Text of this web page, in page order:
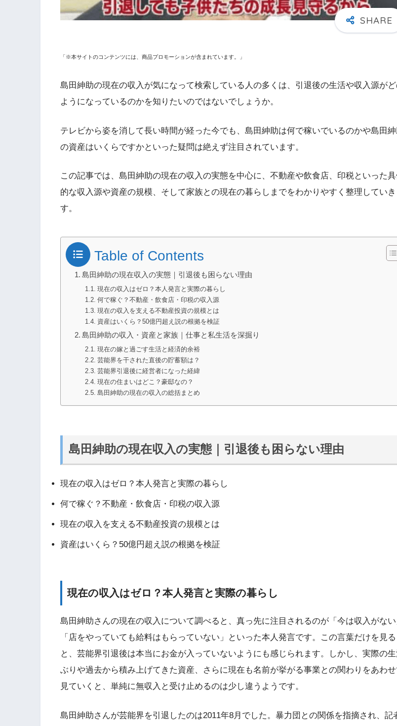
「※本サイトのコンテンツには、商品プロモーションが含まれています。」
島田紳助の現在の収入が気になって検索している人の多くは、引退後の生活や収入源が
ようになっているのかを知りたいのではないでしょうか。
テレビから姿を消して長い時間が経った今でも、島田紳助は何で稼いでいるのかや島田
の資産はいくらですかといった疑問は絶えず注目されています。
この記事では、島田紳助の現在の収入の実態を中心に、不動産や飲食店、印税といった
的な収入源や資産の規模、そして家族との現在の暮らしまでをわかりやすく整理していき
す。
Table of Contents
島田紳助の現在収入の実態｜引退後も困らない理由
現在の収入はゼロ？本人発言と実際の暮らし
何で稼ぐ？不動産・飲食店・印税の収入源
現在の収入を支える不動産投資の規模とは
資産はいくら？50億円超え説の根拠を検証
島田紳助の収入・資産と家族｜仕事と私生活を深掘り
現在の嫁と過ごす生活と経済的余裕
芸能界を干された直後の貯蓄額は？
芸能界引退後に経営者になった経緯
現在の住まいはどこ？豪邸なの？
島田紳助の現在の収入の総括まとめ
島田紳助の現在収入の実態｜引退後も困らない理由
現在の収入はゼロ？本人発言と実際の暮らし
何で稼ぐ？不動産・飲食店・印税の収入源
現在の収入を支える不動産投資の規模とは
資産はいくら？50億円超え説の根拠を検証
現在の収入はゼロ？本人発言と実際の暮らし
島田紳助さんの現在の収入について調べると、真っ先に注目されるのが「今は収入がない
「店をやっていても給料はもらっていない」といった本人発言です。この言葉だけを見る
と、芸能界引退後は本当にお金が入っていないようにも感じられます。しかし、実際の
ぶりや過去から積み上げてきた資産、さらに現在も名前が挙がる事業との関わりをあわせ
見ていくと、単純に無収入と受け止めるのは少し違うようです。
島田紳助さんが芸能界を引退したのは2011年8月でした。暴力団との関係を指摘され、記